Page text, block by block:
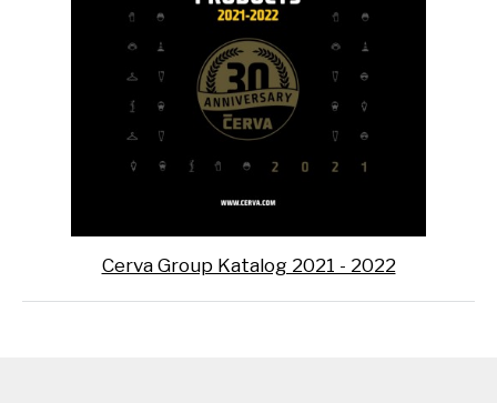
Cerva Group Katalog 2021 - 2022